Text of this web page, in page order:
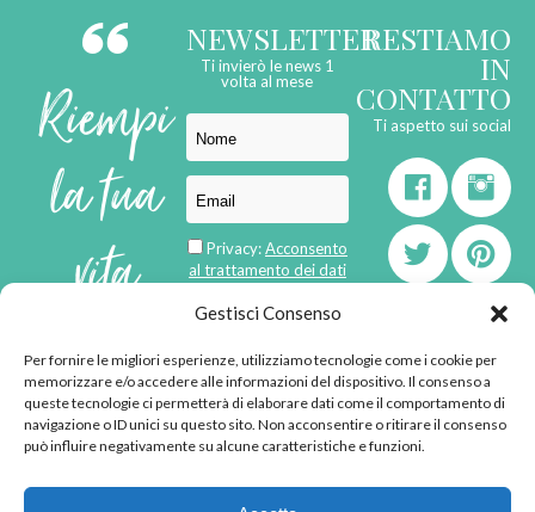
Gestisci Consenso
Per fornire le migliori esperienze, utilizziamo tecnologie come i cookie per
memorizzare e/o accedere alle informazioni del dispositivo. Il consenso a
queste tecnologie ci permetterà di elaborare dati come il comportamento di
navigazione o ID unici su questo sito. Non acconsentire o ritirare il consenso
può influire negativamente su alcune caratteristiche e funzioni.
Riempi
la tua
vita
di
emozioni
NEWSLETTER
Ti invierò le news 1
volta al mese
Privacy:Acconsento
al trattamento dei dati
RESTIAMO
IN
CONTATTO
Ti aspetto sui social
born inMaMaStudiOs